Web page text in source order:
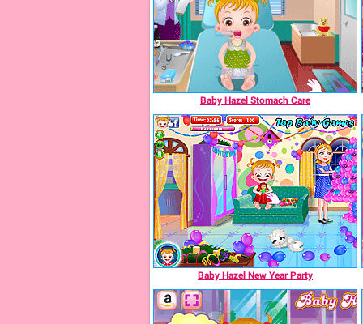
Baby Hazel Stomach Care
Baby Hazel New Year Party